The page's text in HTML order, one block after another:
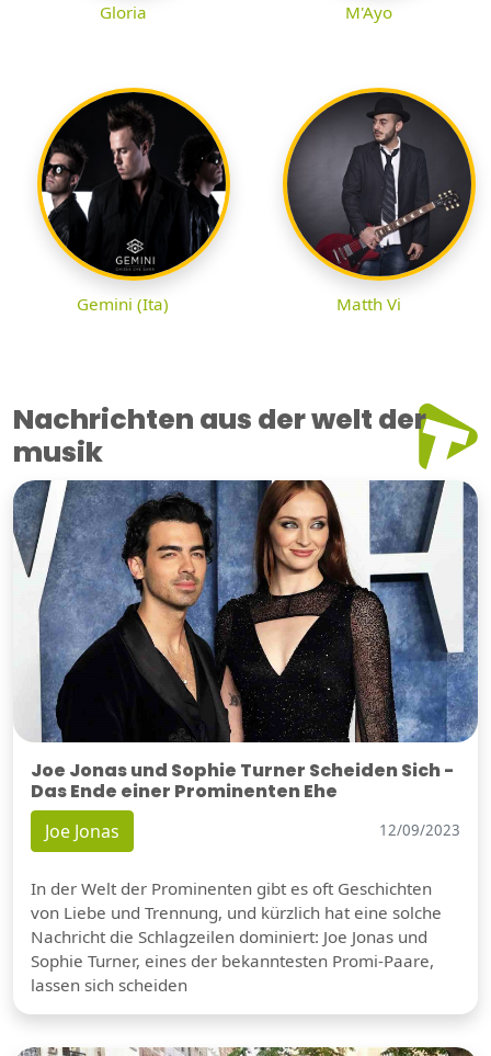
Gloria M'Ayo
Gemini (Ita) Matth Vi
Nachrichten aus der welt der
musik
Joe Jonas und Sophie Turner Scheiden Sich -
Das Ende einer Prominenten Ehe
Joe Jonas 12/09/2023
In der Welt der Prominenten gibt es oft Geschichten
von Liebe und Trennung, und kürzlich hat eine solche
Nachricht die Schlagzeilen dominiert: Joe Jonas und
Sophie Turner, eines der bekanntesten Promi-Paare,
lassen sich scheiden